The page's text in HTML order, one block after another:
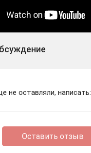
не оставляли, написать:
Оставить отзыв